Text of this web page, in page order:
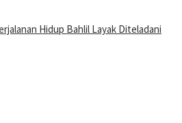
Hidup Bahlil Layak Diteladani